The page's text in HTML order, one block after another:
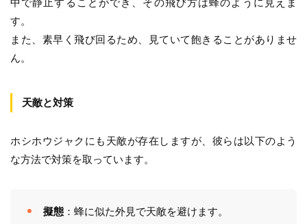
す。
また、素早く飛び回るため、見ていて飽きることがありませ
ん。
天敵と対策
ホシホウジャクにも天敵が存在しますが、彼らは以下のよう
な方法で対策を取っています。
擬態：蜂に似た外見で天敵を避けます。